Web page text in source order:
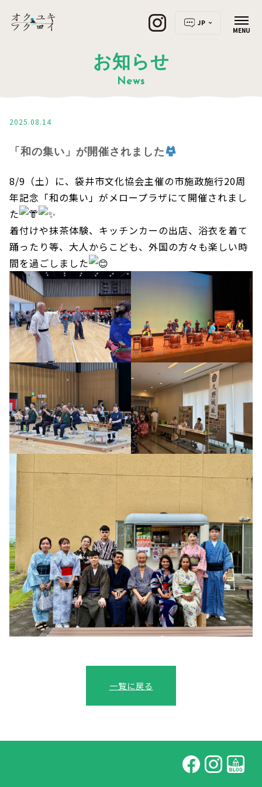
JP
お知らせ
News
2025.08.14
「和の集い」が開催されました
8/9（土）に、袋井市文化協会主催の市施政施行20周
年記念「和の集い」がメロープラザにて開催されまし
た
着付けや抹茶体験、キッチンカーの出店、浴衣を着て
踊ったり等、大人からこども、外国の方々も楽しい時
間を過ごしました
一覧に戻る